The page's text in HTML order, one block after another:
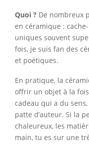
Quoi ? De nombreux
en céramique :
uniques souvent
fois, je suis fan des
et poétiques.
En pratique, la
offrir un objet à la
cadeau qui a du
patte d’auteur. Si la
chaleureux, les
main, tu es sur une